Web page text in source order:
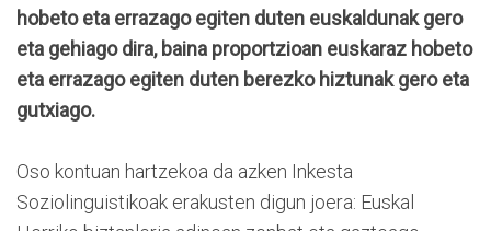
hobeto eta errazago egiten duten euskaldunak gero
eta gehiago dira, baina proportzioan euskaraz hobeto
eta errazago egiten duten berezko hiztunak gero eta
gutxiago.
Oso kontuan hartzekoa da azken Inkesta
Soziolinguistikoak erakusten digun joera: Euskal